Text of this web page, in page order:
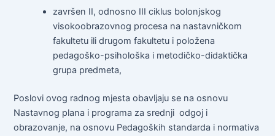
završen II, odnosno III ciklus bolonjskog
visokoobrazovnog procesa na nastavničkom
fakultetu ili drugom fakultetu i položena
pedagoško-psihološka i metodičko-didaktička
grupa predmeta,
Poslovi ovog radnog mjesta obavljaju se na osnovu
Nastavnog plana i programa za srednji odgoj i
obrazovanje, na osnovu Pedagoških standarda i normativa